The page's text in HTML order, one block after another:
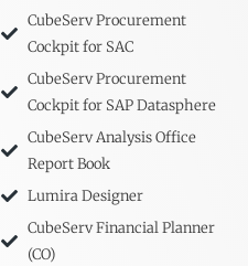
CubeServ Procurement
Cockpit for SAC
CubeServ Procurement
Cockpit for SAP Datasphere
CubeServ Analysis Office
Report Book
Lumira Designer
CubeServ Financial Planner
(CO)